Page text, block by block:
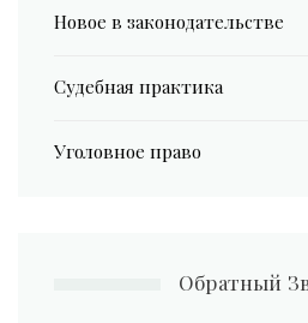
Новое в законодательстве
Судебная практика
Уголовное право
Обратный